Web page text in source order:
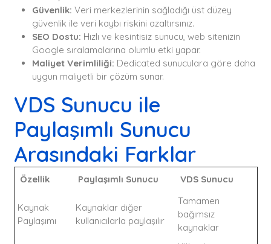
Güvenlik: Veri merkezlerinin sağladığı üst düzey
güvenlik ile veri kaybı riskini azaltırsınız.
SEO Dostu: Hızlı ve kesintisiz sunucu, web sitenizin
Google sıralamalarına olumlu etki yapar.
Maliyet Verimliliği: Dedicated sunuculara göre daha
uygun maliyetli bir çözüm sunar.
VDS Sunucu ile
Paylaşımlı Sunucu
Arasındaki Farklar
Özellik Paylaşımlı Sunucu VDS Sunucu
Kaynak
Paylaşımı
Kaynaklar diğer
kullanıcılarla paylaşılır
Tamamen
bağımsız
kaynaklar